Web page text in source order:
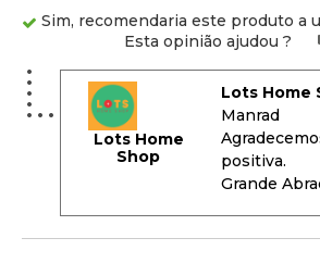
Sim, recomendaria este produto a
Esta opinião ajudou ?
Lots Home
Shop
Lots Home
Manrad
positiva.
Grande